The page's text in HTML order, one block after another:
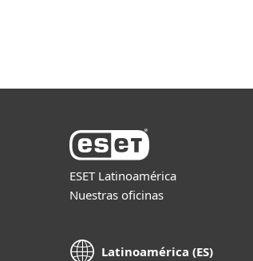
ESET Latinoamérica
Nuestras oficinas
Latinoamérica (ES)